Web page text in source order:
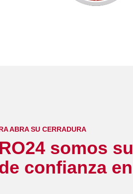
ABRA SU CERRADURA
somos su
confianza en